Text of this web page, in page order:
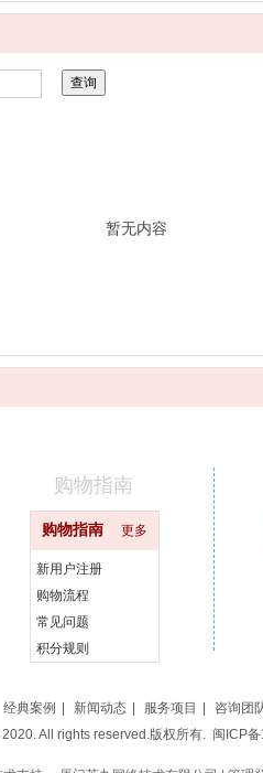
暂无内容
购物指南 更多
新用户注册
购物流程
常见问题
积分规则
购物指南
经典案例 新闻动态 服务项目 咨询团
All rights reserved.版权所有. 闽ICP